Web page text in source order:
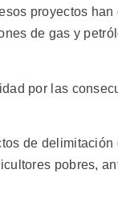
proyectos
de gas y
por las
de
pobres,